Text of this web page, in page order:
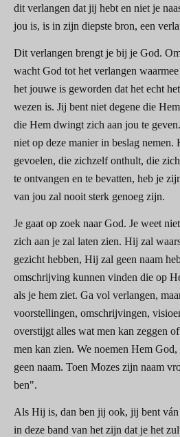
dit verlangen dat jij hebt en niet je
jou is, is in zijn diepste bron, een
Dit verlangen brengt je bij je God.
wacht God tot het verlangen
het jouwe is geworden dat het echt
wezen is. Jij bent niet degene die
die Hem dwingt zich aan jou te
niet op deze manier in beslag
gevoelen, die zichzelf onthult, die
te ontvangen en te bevatten, heb je
van jou zal nooit sterk genoeg zijn.
Je gaat op zoek naar God. Je weet
zich aan je zal laten zien. Hij zal
gezicht hebben, Hij zal geen naam
omschrijving kunnen vinden die op
als je hem ziet. Ga vol verlangen,
voorstellingen, omschrijvingen,
overstijgt alles wat men kan zeggen
men kan zien. We noemen Hem
geen naam. Toen Mozes zijn naam
ben".
Als Hij is, dan ben jij ook, jij bent
in deze band van het zijn dat je het